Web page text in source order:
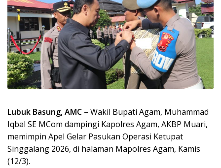
Lubuk Basung, AMC – Wakil Bupati Agam, Muhammad
Iqbal SE MCom dampingi Kapolres Agam, AKBP Muari,
memimpin Apel Gelar Pasukan Operasi Ketupat
Singgalang 2026, di halaman Mapolres Agam, Kamis
(12/3).